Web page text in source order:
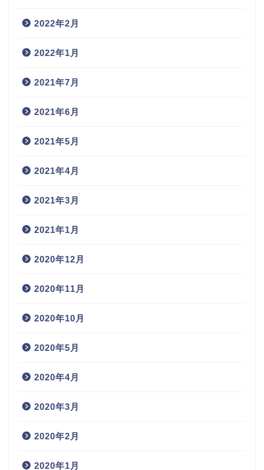
2022年2月
2022年1月
2021年7月
2021年6月
2021年5月
2021年4月
2021年3月
2021年1月
2020年12月
2020年11月
2020年10月
2020年5月
2020年4月
2020年3月
2020年2月
2020年1月